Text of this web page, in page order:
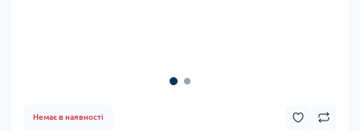
Немає в наявності